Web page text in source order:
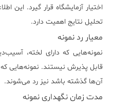
اختیار آزمایشگاه قرار گیرد. این
تحلیل نتایج اهمیت دارد.
معیار رد نمونه
نمونه‌هایی که دارای لخته،
آن‌ها گذشته باشد نیز رد می‌شوند.
مدت زمان نگهداری نمونه